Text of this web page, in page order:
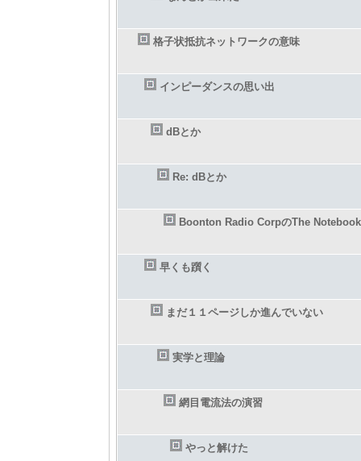
格子状抵抗ネットワークの意味
インピーダンスの思い出
dBとか
Re: dBとか
Boonton Radio CorpのThe Notebook
早くも躓く
まだ１１ページしか進んでいない
実学と理論
網目電流法の演習
やっと解けた